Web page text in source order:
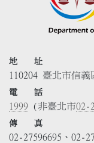
地 址
110204 臺北市信
電 話
1999 (非臺北市02-
傳 真
02-27596695、02-